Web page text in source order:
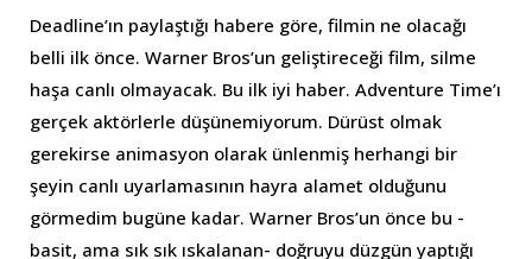
Deadline’ın paylaştığı habere göre, filmin ne olacağı
belli ilk önce. Warner Bros’un geliştireceği film, silme
haşa canlı olmayacak. Bu ilk iyi haber. Adventure Time’ı
gerçek aktörlerle düşünemiyorum. Dürüst olmak
gerekirse animasyon olarak ünlenmiş herhangi bir
şeyin canlı uyarlamasının hayra alamet olduğunu
görmedim bugüne kadar. Warner Bros’un önce bu -
basit, ama sık sık ıskalanan- doğruyu düzgün yaptığı